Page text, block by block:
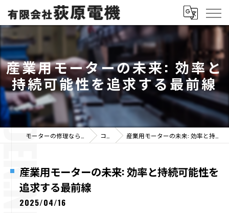
産業用モーターの未来: 効率と
持続可能性を追求する最前線
コラム 産業用モーターの未来: 効率と持続可能性を追求する最前線
産業用モーターの未来: 効率と持続可能性を
追求する最前線
2025/04/16